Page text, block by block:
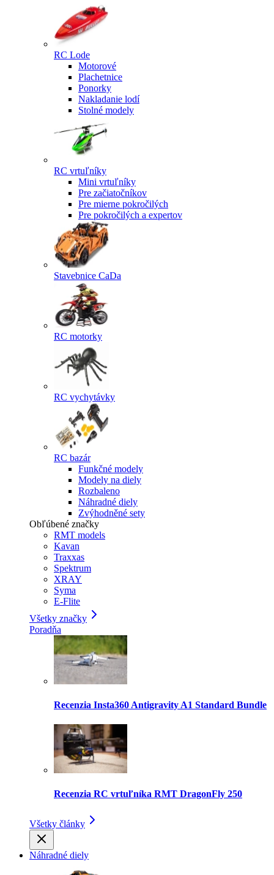
RC Lode
Motorové
Plachetnice
Ponorky
Nakladanie lodí
Stolné modely
RC vrtuľníky
Mini vrtuľníky
Pre začiatočníkov
Pre mierne pokročilých
Pre pokročilých a expertov
Stavebnice CaDa
RC motorky
RC vychytávky
RC bazár
Funkčné modely
Modely na diely
Rozbaleno
Náhradné diely
Zvýhodněné sety
Obľúbené značky
RMT models
Kavan
Traxxas
Spektrum
XRAY
Syma
E-Flite
Všetky značky
Poradňa
Recenzia Insta360 Antigravity A1 Standard Bundle
Recenzia RC vrtuľníka RMT DragonFly 250
Všetky články
Náhradné diely